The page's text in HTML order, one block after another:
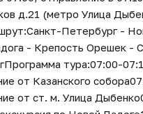
д.21 (метро Улица
Петербург -
- Крепость Орешек -
тура:07:00-
от Казанского
от ст. м. Улица